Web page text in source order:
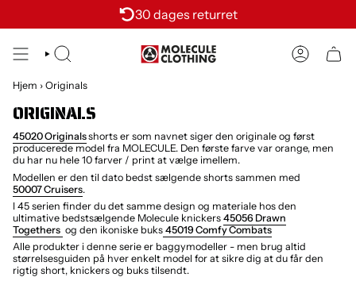
content
30 dages returret
SØG KONTI
Hjem › Originals
ORIGINALS
45020 Originalsshorts er som navnet siger den originale og først
producerede model fra MOLECULE. Den første farve var orange, men
du har nu hele 10 farver / print at vælge imellem.
Modellen er den til dato bedst sælgende shorts sammen med
50007 Cruisers.
I 45 serien finder du det samme design og materiale hos den
ultimative bedstsælgende Molecule knickers 45056 Drawn
Togethers og den ikoniske buks 45019 Comfy Combats
Alle produkter i denne serie er baggymodeller - men brug altid
størrelsesguiden på hver enkelt model for at sikre dig at du får den
rigtig short, knickers og buks tilsendt.